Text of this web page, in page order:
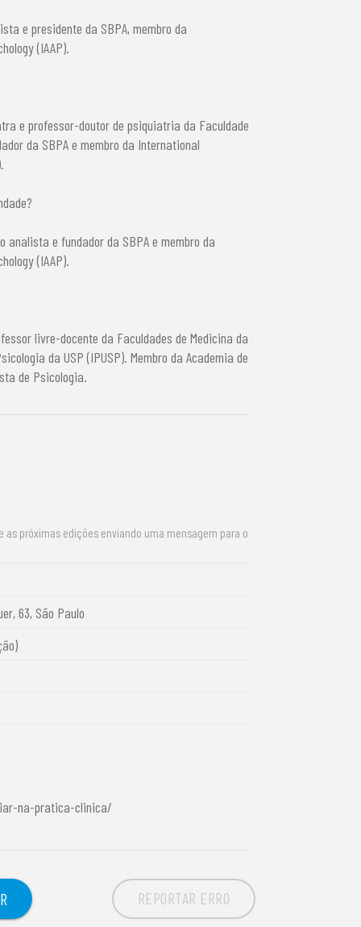
e presidente da SBPA, membro da
(IAAP).
e professor-doutor de psiquiatria da Faculdade
da SBPA e membro da International
e fundador da SBPA e membro da
(IAAP).
livre-docente da Faculdades de Medicina da
da USP (IPUSP). Membro da Academia de
de Psicologia.
próximas edições enviando uma mensagem para o
63, São Paulo
na-pratica-clinica/
REPORTAR ERRO